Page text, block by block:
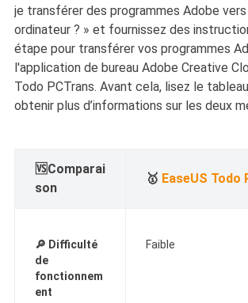
je transférer des programmes Adobe vers
ordinateur ? » et fournissez des
étape pour transférer vos programmes
l'application de bureau Adobe Creative
Todo PCTrans. Avant cela, lisez le
obtenir plus d’informations sur les deux
🆚Comparai
son
🥇 EaseUS Todo
🔎 Difficulté
de
fonctionnem
ent
Faible